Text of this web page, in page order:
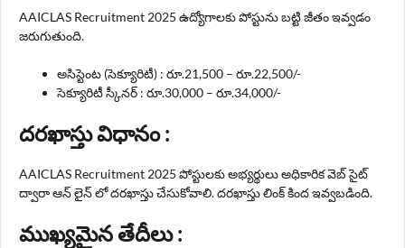
AAICLAS Recruitment 2025 ఉద్యోగాలకు పోస్టును బట్టి జీతం ఇవ్వడం
జరుగుతుంది.
అసిస్టెంట (సెక్యూరిటీ) : రూ.21,500 – రూ.22,500/-
సెక్యూరిటీ స్కీనర్ : రూ.30,000 – రూ.34,000/-
దరఖాస్తు విధానం :
AAICLAS Recruitment 2025 పోస్టులకు అభ్యర్థులు అధికారిక వెబ్ సైట్
ద్వారా ఆన్ లైన్ లో దరఖాస్తు చేసుకోవాలి. దరఖాస్తు లింక్ కింద ఇవ్వబడింది.
ముఖ్యమైన తేదీలు :